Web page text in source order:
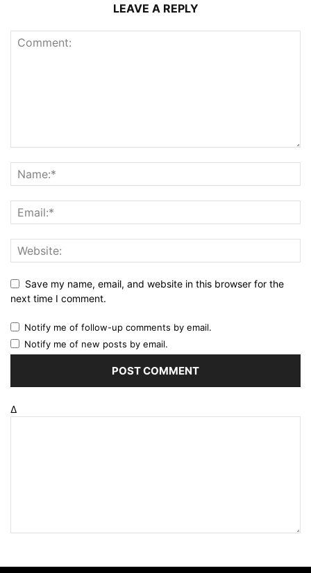
LEAVE A REPLY
Save my name, email, and website in this browser for the
next time I comment.
Notify me of follow-up comments by email.
Notify me of new posts by email.
Δ